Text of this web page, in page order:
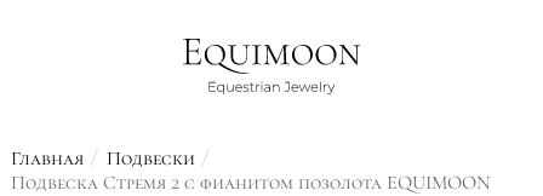
Главная
Подвески
Подвеска Стремя 2 с фианитом позолота EQUIMOON